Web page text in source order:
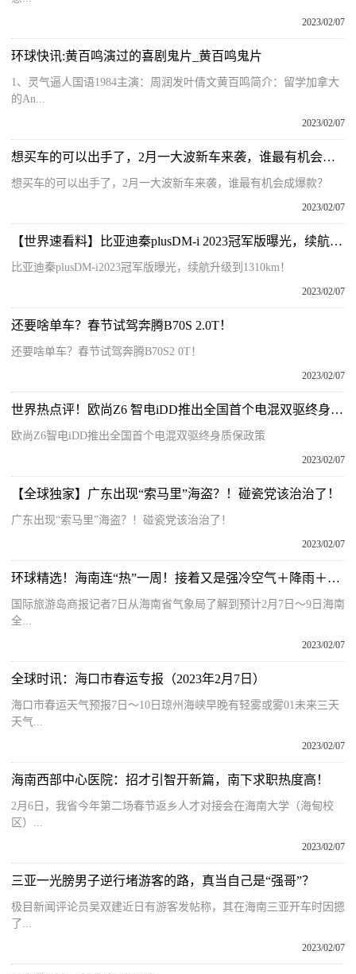
2023/02/07
环球快讯:黄百鸣演过的喜剧鬼片_黄百鸣鬼片
1、灵气逼人国语1984主演：周润发叶倩文黄百鸣简介：留学加拿大
的An...
2023/02/07
想买车的可以出手了，2月一大波新车来袭，谁最有机会成爆款？
想买车的可以出手了，2月一大波新车来袭，谁最有机会成爆款？
2023/02/07
【世界速看料】比亚迪秦plusDM-i 2023冠军版曝光，续航升级到1310km！
比亚迪秦plusDM-i2023冠军版曝光，续航升级到1310km！
2023/02/07
还要啥单车？春节试驾奔腾B70S 2.0T！
还要啥单车？春节试驾奔腾B70S2 0T！
2023/02/07
世界热点评！欧尚Z6 智电iDD推出全国首个电混双驱终身质保政策
欧尚Z6智电iDD推出全国首个电混双驱终身质保政策
2023/02/07
【全球独家】广东出现“索马里”海盗？！碰瓷党该治治了！
广东出现“索马里”海盗？！碰瓷党该治治了！
2023/02/07
环球精选！海南连“热”一周！接着又是强冷空气＋降雨＋降温～
国际旅游岛商报记者7日从海南省气象局了解到预计2月7日～9日海南
全...
2023/02/07
全球时讯：海口市春运专报（2023年2月7日）
海口市春运天气预报7日～10日琼州海峡早晚有轻雾或雾01未来三天
天气...
2023/02/07
海南西部中心医院：招才引智开新篇，南下求职热度高！
2月6日，我省今年第二场春节返乡人才对接会在海南大学（海甸校
区）...
2023/02/07
三亚一光膀男子逆行堵游客的路，真当自己是“强哥”？
极目新闻评论员吴双建近日有游客发帖称，其在海南三亚开车时因摁
了...
2023/02/07